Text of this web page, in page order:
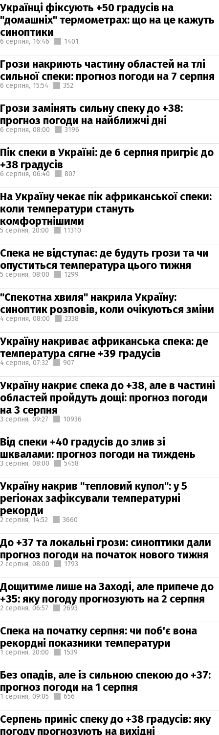
Українці фіксують +50 градусів на
"домашніх" термометрах: що на це кажуть
синоптики
6 серпня, 16:46 1401
Грози накриють частину областей на тлі
сильної спеки: прогноз погоди на 7 серпня
6 серпня, 15:54 352
Грози замінять сильну спеку до +38:
прогноз погоди на найближчі дні
6 серпня, 08:00 3196
Пік спеки в Україні: де 6 серпня пригріє до
+38 градусів
6 серпня, 06:40 807
На Україну чекає пік африканської спеки:
коли температури стануть
комфортнішими
5 серпня, 20:00 11310
Спека не відступає: де будуть грози та чи
опуститься температура цього тижня
5 серпня, 08:00 1299
"Спекотна хвиля" накрила Україну:
синоптик розповів, коли очікуються зміни
4 серпня, 08:00 2338
Україну накриває африканська спека: де
температура сягне +39 градусів
4 серпня, 07:32 907
Україну накриє спека до +38, але в частині
областей пройдуть дощі: прогноз погоди
на 3 серпня
3 серпня, 09:27 10936
Від спеки +40 градусів до злив зі
шквалами: прогноз погоди на тиждень
3 серпня, 08:00 5458
Україну накрив "тепловий купол": у 5
регіонах зафіксували температурні
рекорди
2 серпня, 14:52 3660
До +37 та локальні грози: синоптики дали
прогноз погоди на початок нового тижня
2 серпня, 08:00 1793
Дощитиме лише на Заході, але припече до
+35: яку погоду прогнозують на 2 серпня
2 серпня, 06:57 2693
Спека на початку серпня: чи поб'є вона
рекордні показники температури
1 серпня, 20:00 1539
Без опадів, але із сильною спекою до +37:
прогноз погоди на 1 серпня
1 серпня, 09:05 656
Серпень приніс спеку до +38 градусів: яку
погоду прогнозують на вихідні